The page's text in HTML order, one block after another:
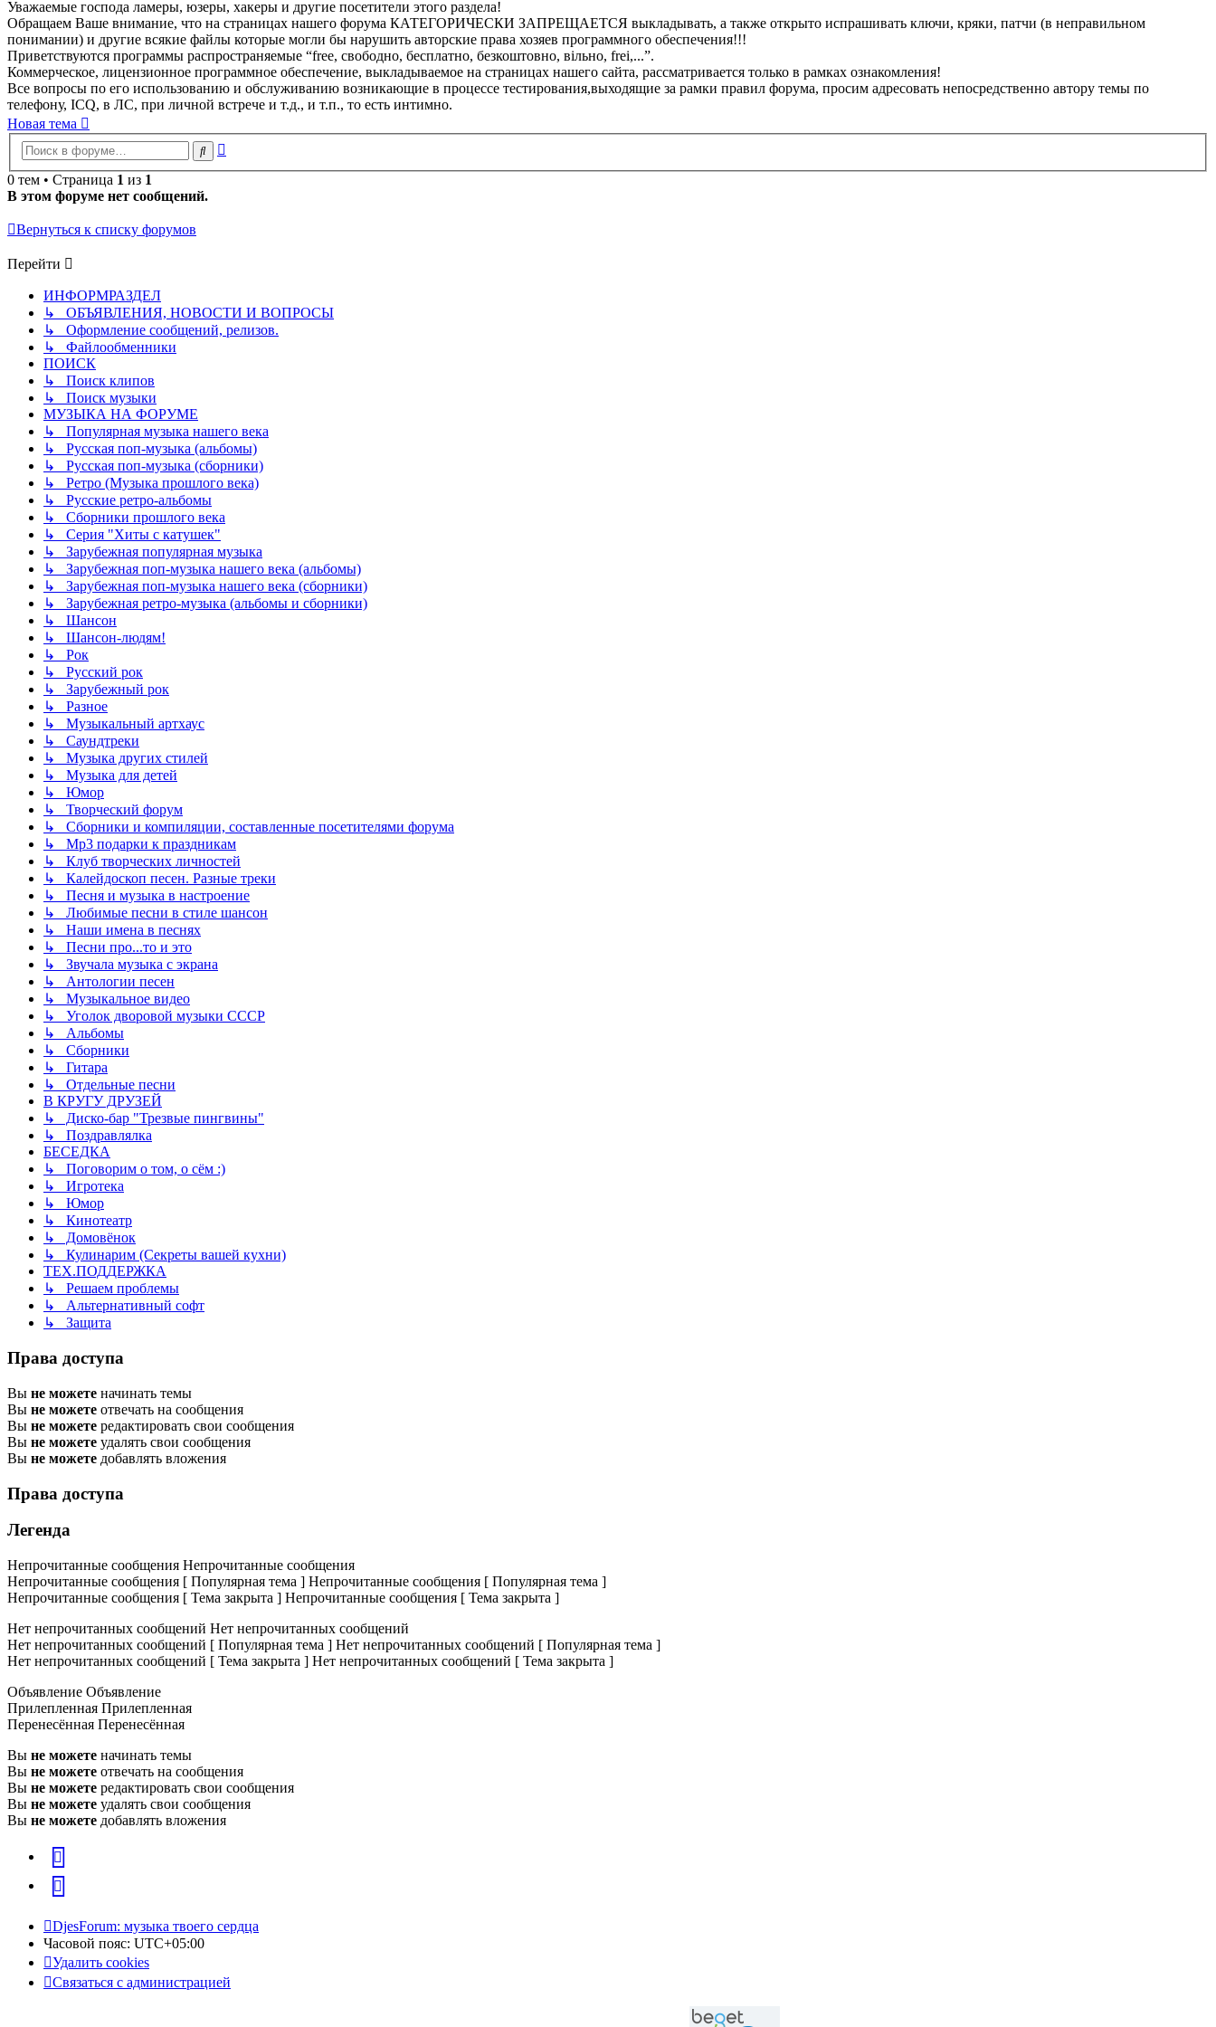
Уважаемые господа ламеры, юзеры, хакеры и другие посетители этого раздела!
Обращаем Ваше внимание, что на страницах нашего форума КАТЕГОРИЧЕСКИ ЗАПРЕЩАЕТСЯ выкладывать, а также открыто испрашивать ключи, кряки, патчи (в неправильном
понимании) и другие всякие файлы которые могли бы нарушить авторские права хозяев программного обеспечения!!!
Приветствуются программы распространяемые “free, свободно, бесплатно, безкоштовно, вільно, frei,...”.
Коммерческое, лицензионное программное обеспечение, выкладываемое на страницах нашего сайта, рассматривается только в рамках ознакомления!
Все вопросы по его использованию и обслуживанию возникающие в процессе тестирования,выходящие за рамки правил форума, просим адресовать непосредственно автору темы по
телефону, ICQ, в ЛС, при личной встрече и т.д., и т.п., то есть интимно.
Новая тема
Поиск
0 тем • Страница 1 из 1
В этом форуме нет сообщений.
Вернуться к списку форумов
Перейти
ИНФОРМРАЗДЕЛ
↳ ОБЪЯВЛЕНИЯ, НОВОСТИ И ВОПРОСЫ
↳ Оформление сообщений, релизов.
↳ Файлообменники
ПОИСК
↳ Поиск клипов
↳ Поиск музыки
МУЗЫКА НА ФОРУМЕ
↳ Популярная музыка нашего века
↳ Русская поп-музыка (альбомы)
↳ Русская поп-музыка (сборники)
↳ Ретро (Музыка прошлого века)
↳ Русские ретро-альбомы
↳ Сборники прошлого века
↳ Серия "Хиты с катушек"
↳ Зарубежная популярная музыка
↳ Зарубежная поп-музыка нашего века (альбомы)
↳ Зарубежная поп-музыка нашего века (сборники)
↳ Зарубежная ретро-музыка (альбомы и сборники)
↳ Шансон
↳ Шансон-людям!
↳ Рок
↳ Русский рок
↳ Зарубежный рок
↳ Разное
↳ Музыкальный артхаус
↳ Саундтреки
↳ Музыка других стилей
↳ Музыка для детей
↳ Юмор
↳ Творческий форум
↳ Сборники и компиляции, составленные посетителями форума
↳ Mp3 подарки к праздникам
↳ Клуб творческих личностей
↳ Калейдоскоп песен. Разные треки
↳ Песня и музыка в настроение
↳ Любимые песни в стиле шансон
↳ Наши имена в песнях
↳ Песни про...то и это
↳ Звучала музыка с экрана
↳ Антологии песен
↳ Музыкальное видео
↳ Уголок дворовой музыки СССР
↳ Альбомы
↳ Сборники
↳ Гитара
↳ Отдельные песни
В КРУГУ ДРУЗЕЙ
↳ Диско-бар "Трезвые пингвины"
↳ Поздравлялка
БЕСЕДКА
↳ Поговорим о том, о сём :)
↳ Игротека
↳ Юмор
↳ Кинотеатр
↳ Домовёнок
↳ Кулинарим (Секреты вашей кухни)
ТЕХ.ПОДДЕРЖКА
↳ Решаем проблемы
↳ Альтернативный софт
↳ Защита
Права доступа
Вы не можете начинать темы
Вы не можете отвечать на сообщения
Вы не можете редактировать свои сообщения
Вы не можете удалять свои сообщения
Вы не можете добавлять вложения
Права доступа
Легенда
Непрочитанные сообщения Непрочитанные сообщения
Непрочитанные сообщения [ Популярная тема ] Непрочитанные сообщения [ Популярная тема ]
Непрочитанные сообщения [ Тема закрыта ] Непрочитанные сообщения [ Тема закрыта ]
Нет непрочитанных сообщений Нет непрочитанных сообщений
Нет непрочитанных сообщений [ Популярная тема ] Нет непрочитанных сообщений [ Популярная тема ]
Нет непрочитанных сообщений [ Тема закрыта ] Нет непрочитанных сообщений [ Тема закрыта ]
Объявление Объявление
Прилепленная Прилепленная
Перенесённая Перенесённая
Вы не можете начинать темы
Вы не можете отвечать на сообщения
Вы не можете редактировать свои сообщения
Вы не можете удалять свои сообщения
Вы не можете добавлять вложения
vk
Telegram
DjesForum: музыка твоего сердца
Часовой пояс: UTC+05:00
Удалить cookies
Связаться с администрацией